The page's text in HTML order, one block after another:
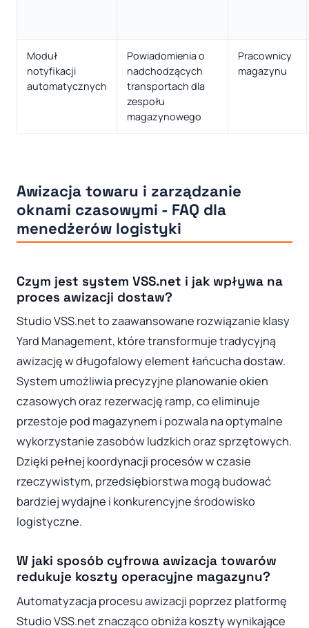
Moduł
notyfikacji
automatycznych
Powiadomienia o
nadchodzących
transportach dla
zespołu
magazynowego
Pracownicy
magazynu
Awizacja towaru i zarządzanie
oknami czasowymi - FAQ dla
menedżerów logistyki
Czym jest system VSS.net i jak wpływa na
proces awizacji dostaw?
Studio VSS.net to zaawansowane rozwiązanie klasy
Yard Management, które transformuje tradycyjną
awizację w długofalowy element łańcucha dostaw.
System umożliwia precyzyjne planowanie okien
czasowych oraz rezerwację ramp, co eliminuje
przestoje pod magazynem i pozwala na optymalne
wykorzystanie zasobów ludzkich oraz sprzętowych.
Dzięki pełnej koordynacji procesów w czasie
rzeczywistym, przedsiębiorstwa mogą budować
bardziej wydajne i konkurencyjne środowisko
logistyczne.
W jaki sposób cyfrowa awizacja towarów
redukuje koszty operacyjne magazynu?
Automatyzacja procesu awizacji poprzez platformę
Studio VSS.net znacząco obniża koszty wynikające